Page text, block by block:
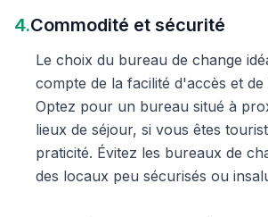
4.Commodité et sécurité
Le choix du bureau de change
compte de la facilité d'accès et de
Optez pour un bureau situé à
lieux de séjour, si vous êtes
praticité. Évitez les bureaux de
des locaux peu sécurisés ou